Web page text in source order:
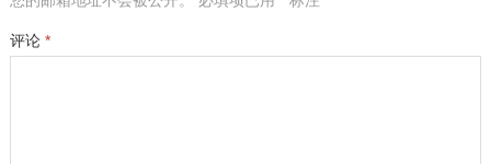
评论 *